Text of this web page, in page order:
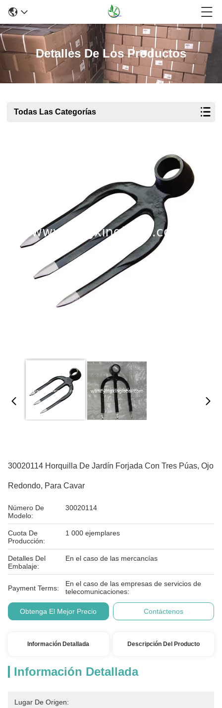
Detalles De Los Productos
Todas Las Categorías
30020114 Horquilla De Jardín Forjada Con Tres Púas, Ojo
Redondo, Para Cavar
Número De
Modelo:
30020114
Cuota De
Producción:
1 000 ejemplares
Detalles Del
Embalaje:
En el caso de las mercancías
Payment Terms:
En el caso de las empresas de servicios de
telecomunicaciones:
Obtenga El Mejor Precio Contáctenos
Información Detallada Descripción Del Producto
Información Detallada
Lugar De Origen: